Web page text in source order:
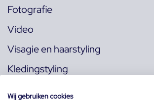
Fotografie
Video
Visagie en haarstyling
Kledingstyling
Wij gebruiken cookies